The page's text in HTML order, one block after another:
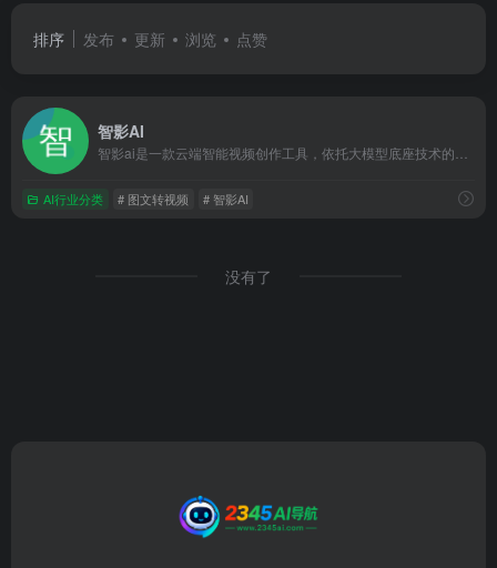
排序 发布 更新 浏览 点赞
智影AI
AI行业分类 # 图文转视频 # 智影AI
没有了